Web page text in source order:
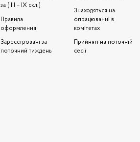
за ( III – IX скл.)
Правила
оформлення
Зареєстровані за
поточний тиждень
Знаходяться на
опрацюванні в
комітетах
Прийняті на поточній
сесії